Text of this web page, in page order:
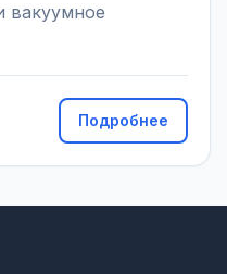
вакуумное
Подробнее